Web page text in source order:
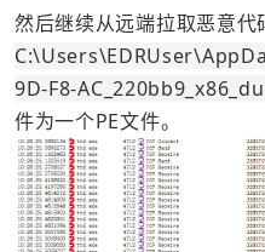
然后继续从远端拉取恶意代
9D-F8-
件为一个PE文件。